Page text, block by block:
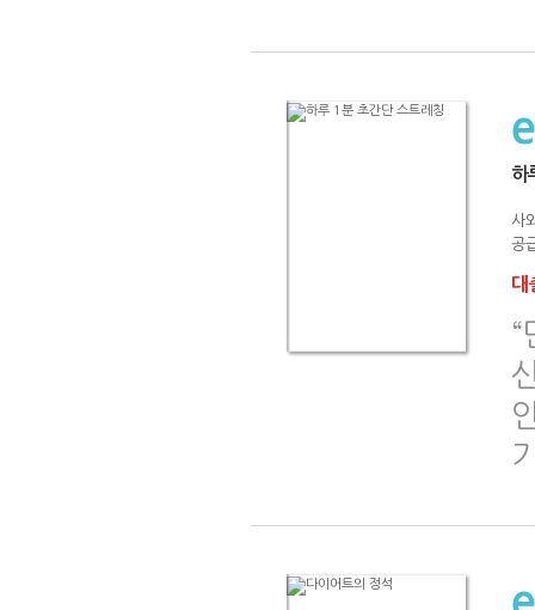
하
사
공
대